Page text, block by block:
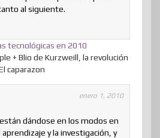
al siguiente.
tecnológicas en 2010
+ Blio de Kurzweill, la revolución
caparazon
enero 1, 2010
dándose en los modos en
aprendizaje y la investigación, y